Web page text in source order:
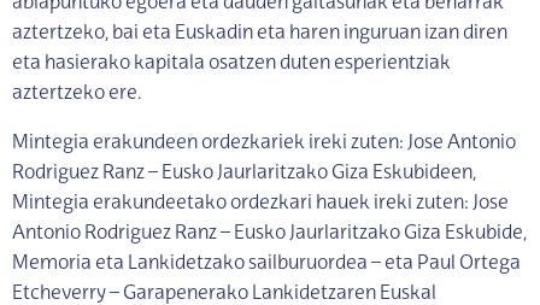
aztertzeko, bai eta Euskadin eta haren inguruan izan diren
eta hasierako kapitala osatzen duten esperientziak
aztertzeko ere.
Mintegia erakundeen ordezkariek ireki zuten: Jose Antonio
Rodriguez Ranz – Eusko Jaurlaritzako Giza Eskubideen,
Mintegia erakundeetako ordezkari hauek ireki zuten: Jose
Antonio Rodriguez Ranz – Eusko Jaurlaritzako Giza Eskubide,
Memoria eta Lankidetzako sailburuordea – eta Paul Ortega
Etcheverry – Garapenerako Lankidetzaren Euskal